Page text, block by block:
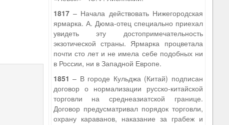
1817– Начала действовать Нижегородская
ярмарка. А. Дюма-отец специально приехал
увидеть эту достопримечательность
экзотической страны. Ярмарка процветала
почти сто лет и не имела себе подобных ни
в России, ни в Западной Европе.
1851 – В городе Кульджа (Китай) подписан
договор о нормализации русско-китайской
торговли на среднеазиатской границе.
Договор предусматривал порядок торговли,
охрану караванов, наказание за грабеж и